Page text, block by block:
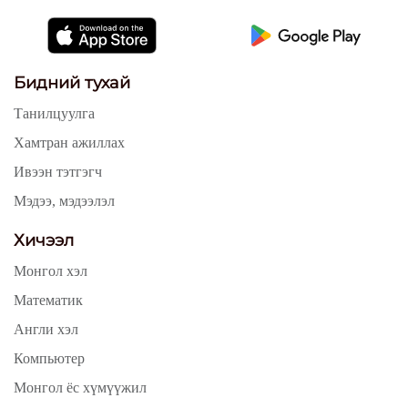
Бидний тухай
Танилцуулга
Хамтран ажиллах
Ивээн тэтгэгч
Мэдээ, мэдээлэл
Хичээл
Монгол хэл
Математик
Англи хэл
Компьютер
Монгол ёс хүмүүжил